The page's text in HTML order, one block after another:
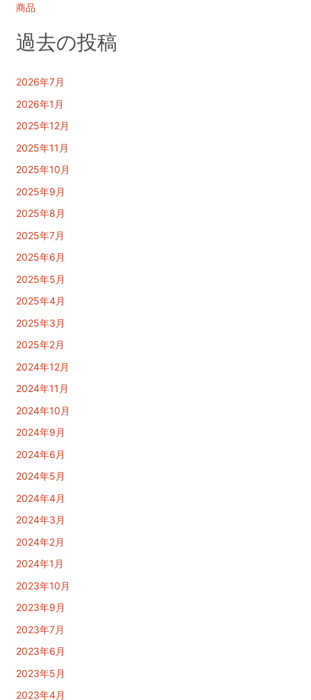
商品
過去の投稿
2026年7月
2026年1月
2025年12月
2025年11月
2025年10月
2025年9月
2025年8月
2025年7月
2025年6月
2025年5月
2025年4月
2025年3月
2025年2月
2024年12月
2024年11月
2024年10月
2024年9月
2024年6月
2024年5月
2024年4月
2024年3月
2024年2月
2024年1月
2023年10月
2023年9月
2023年7月
2023年6月
2023年5月
2023年4月